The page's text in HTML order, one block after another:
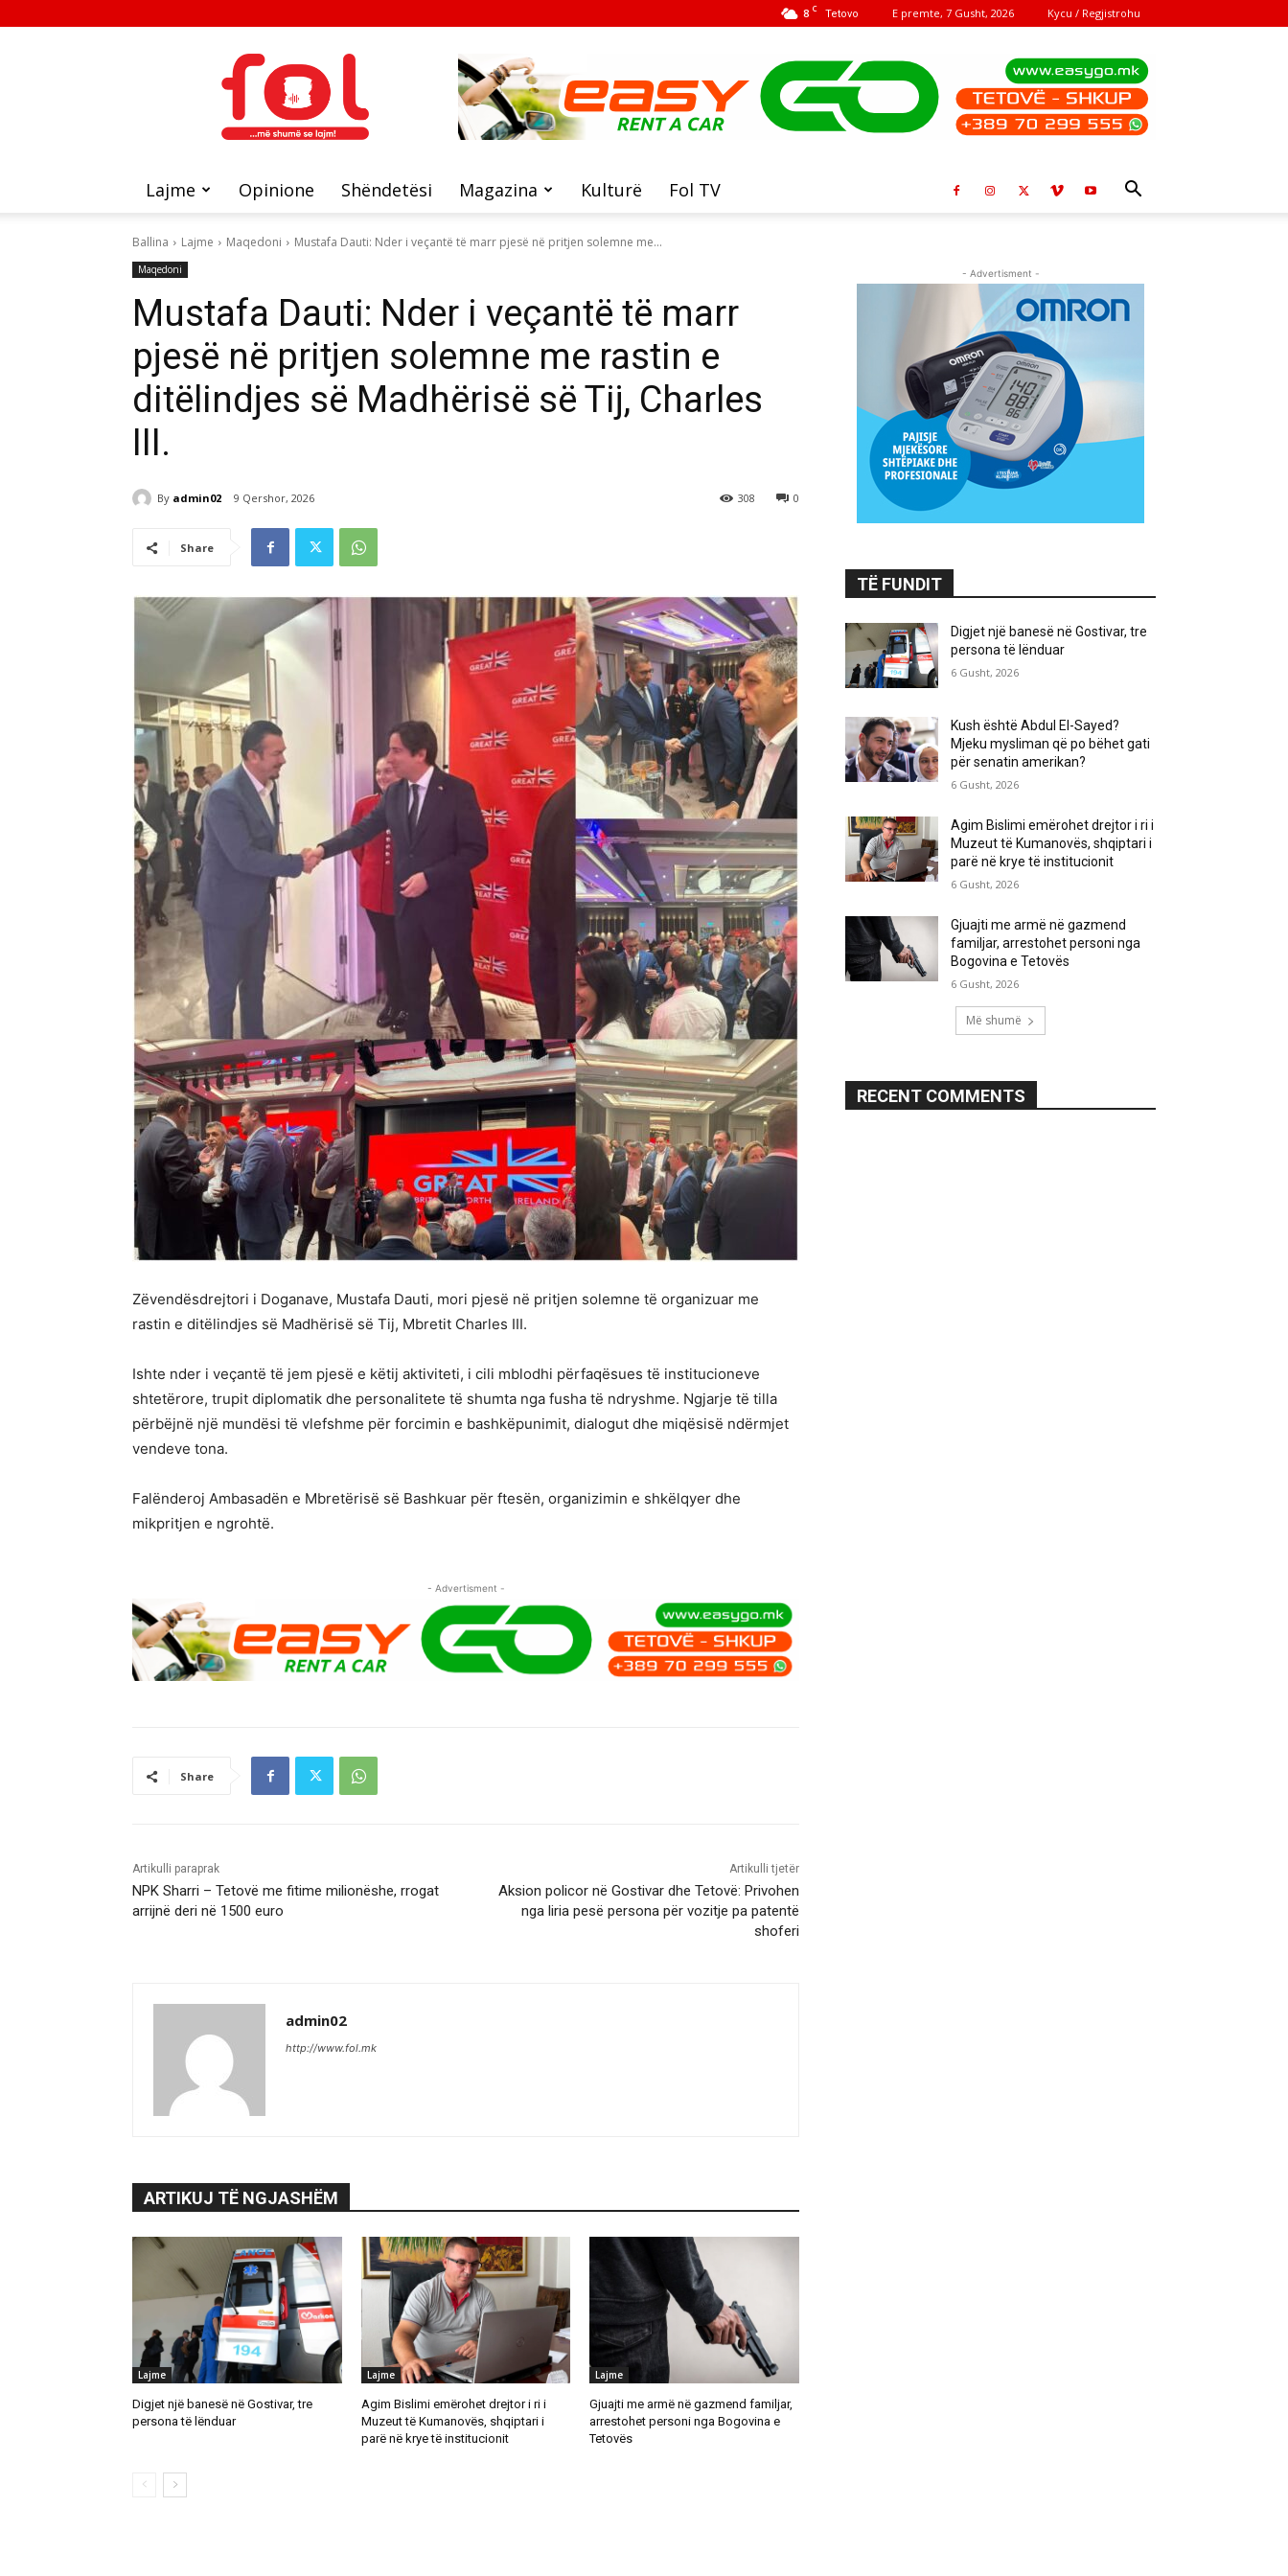
8 C Tetovo E premte, 7 Gusht, 2026 Kycu / Regjistrohu
FOL
Lajme Opinione Shëndetësi Magazina Kulturë Fol TV
Ballina Lajme Maqedoni Mustafa Dauti: Nder i veçantë të marr pjesë në pritjen solemne me...
Maqedoni
Mustafa Dauti: Nder i veçantë të marr
pjesë në pritjen solemne me rastin e
ditëlindjes së Madhërisë së Tij, Charles
III.
By admin02 9 Qershor, 2026 0
308
Share
Zëvendësdrejtori i Doganave, Mustafa Dauti, mori pjesë në pritjen solemne të organizuar me
rastin e ditëlindjes së Madhërisë së Tij, Mbretit Charles III.
Ishte nder i veçantë të jem pjesë e këtij aktiviteti, i cili mblodhi përfaqësues të institucioneve
shtetërore, trupit diplomatik dhe personalitete të shumta nga fusha të ndryshme. Ngjarje të tilla
përbëjnë një mundësi të vlefshme për forcimin e bashkëpunimit, dialogut dhe miqësisë ndërmjet
vendeve tona.
Falënderoj Ambasadën e Mbretërisë së Bashkuar për ftesën, organizimin e shkëlqyer dhe
mikpritjen e ngrohtë.
- Advertisment -
Share
Artikulli paraprak
NPK Sharri – Tetovë me fitime milionëshe, rrogat
arrijnë deri në 1500 euro
Artikulli tjetër
Aksion policor në Gostivar dhe Tetovë: Privohen
nga liria pesë persona për vozitje pa patentë
shoferi
admin02
http://www.fol.mk
ARTIKUJ TË NGJASHËM
Lajme
Digjet një banesë në Gostivar, tre
persona të lënduar
Lajme
Agim Bislimi emërohet drejtor i ri i
Muzeut të Kumanovës, shqiptari i
parë në krye të institucionit
Lajme
Gjuajti me armë në gazmend familjar,
arrestohet personi nga Bogovina e
Tetovës
- Advertisment -
TË FUNDIT
Digjet një banesë në Gostivar, tre
persona të lënduar
6 Gusht, 2026
Kush është Abdul El-Sayed?
Mjeku mysliman që po bëhet gati
për senatin amerikan?
6 Gusht, 2026
Agim Bislimi emërohet drejtor i ri i
Muzeut të Kumanovës, shqiptari i
parë në krye të institucionit
6 Gusht, 2026
Gjuajti me armë në gazmend
familjar, arrestohet personi nga
Bogovina e Tetovës
6 Gusht, 2026
Më shumë
RECENT COMMENTS